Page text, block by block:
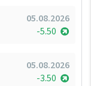
05.08.2026
-5.50
05.08.2026
-3.50